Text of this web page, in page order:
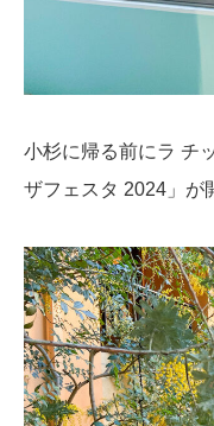
小杉に帰る前にラ チ
ザフェスタ 2024」が